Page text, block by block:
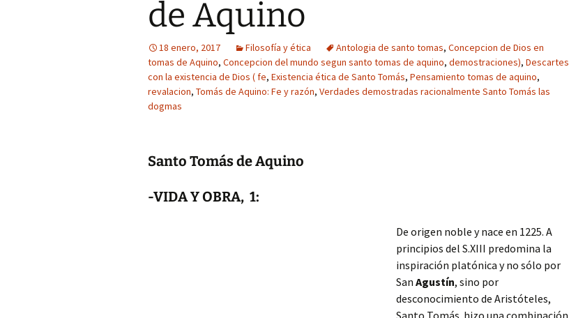
de Aquino
18 enero, 2017 Filosofía y ética Antologia de santo tomas, Concepcion de Dios en
tomas de Aquino, Concepcion del mundo segun santo tomas de aquino, demostraciones), Descartes
con la existencia de Dios ( fe, Existencia ética de Santo Tomás, Pensamiento tomas de aquino,
revalacion, Tomás de Aquino: Fe y razón, Verdades demostradas racionalmente Santo Tomás las
dogmas
Santo Tomás de Aquino
-VIDA Y OBRA, 1:
De origen noble y nace en 1225. A
principios del S.XIII predomina la
inspiración platónica y no sólo por
San Agustín, sino por
desconocimiento de Aristóteles,
Santo Tomás hizo una combinación